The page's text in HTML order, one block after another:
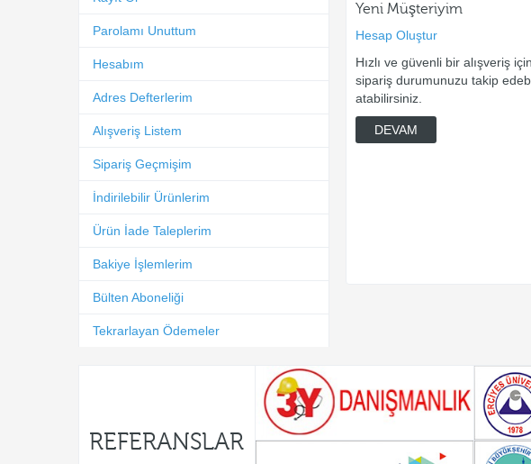
Parolamı Unuttum
Hesabım
Adres Defterlerim
Alışveriş Listem
Sipariş Geçmişim
İndirilebilir Ürünlerim
Ürün İade Taleplerim
Bakiye İşlemlerim
Bülten Aboneliği
Tekrarlayan Ödemeler
Yeni Müşteriyim
Hesap Oluştur
Hızlı ve güvenli bir alışveriş
sipariş durumunuzu takip
atabilirsiniz.
DEVAM
REFERANSLAR